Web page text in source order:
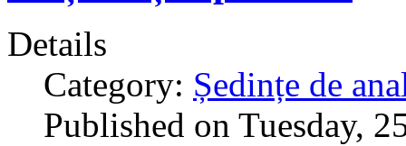
Details
Category: Ședințe de
Published on Tuesday,